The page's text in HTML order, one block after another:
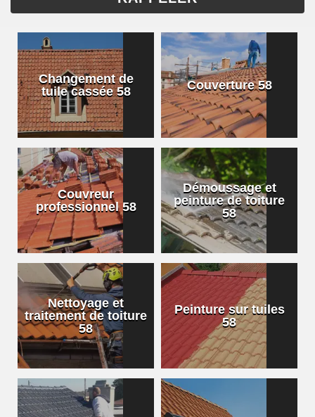
Changement de
tuile cassée 58
Couverture 58
Couvreur
professionnel 58
Démoussage et
peinture de toiture
58
Nettoyage et
traitement de toiture
58
Peinture sur tuiles
58